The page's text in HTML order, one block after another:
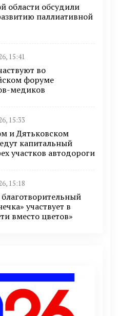
области обсудили
паллиативной
15:41
во
форуме
медиков
15:33
и Дятьковском
капитальный
участков автодороги
15:18
участвует в
вместо цветов»